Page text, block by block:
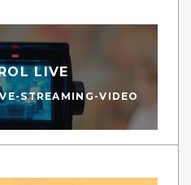
LIVE
STREAMING-VIDEO